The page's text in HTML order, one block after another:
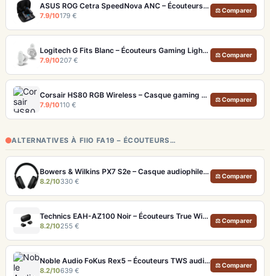
ASUS ROG Cetra SpeedNova ANC – Écouteurs Gaming Latence <40 ms 24 bits
7.9/10179 €
⚖ Comparer
Logitech G Fits Blanc – Écouteurs Gaming Lightform Moulage UV LIGHTSPEED
7.9/10207 €
⚖ Comparer
Corsair HS80 RGB Wireless – Casque gaming sans fil avec micro broadcast
7.9/10110 €
⚖ Comparer
ALTERNATIVES À FIIO FA19 – ÉCOUTEURS…
Bowers & Wilkins PX7 S2e – Casque audiophile sans fil ANC 30h
8.2/10330 €
⚖ Comparer
Technics EAH-AZ100 Noir – Écouteurs True Wireless audiophiles avec drivers MFD et autonomie 29h
8.2/10255 €
⚖ Comparer
Noble Audio FoKus Rex5 – Écouteurs TWS audiophiles tribrides
8.2/10639 €
⚖ Comparer